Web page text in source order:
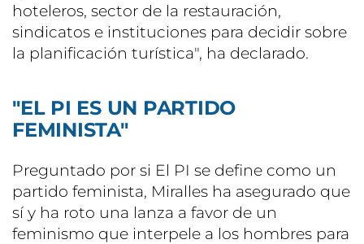
hoteleros, sector de la restauración,
sindicatos e instituciones para decidir sobre
la planificación turística", ha declarado.
"EL PI ES UN PARTIDO
FEMINISTA"
Preguntado por si El PI se define como un
partido feminista, Miralles ha asegurado que
sí y ha roto una lanza a favor de un
feminismo que interpele a los hombres para